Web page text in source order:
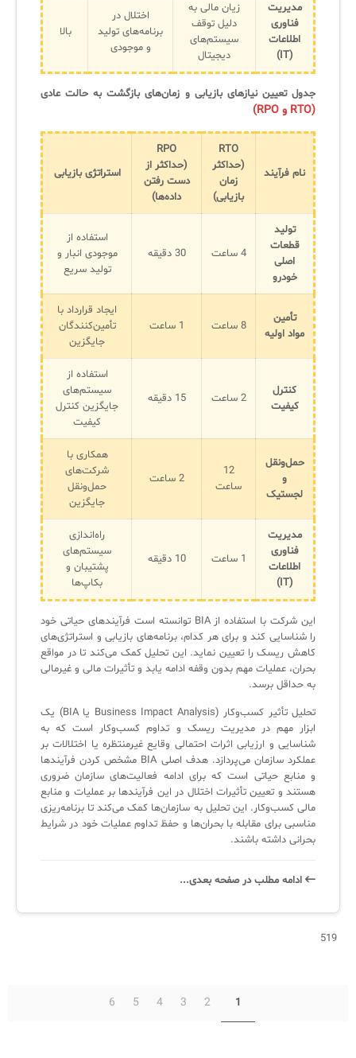
مدیریت
فناوری
اطلاعات
(IT)
زیان مالی به
دلیل توقف
سیستم‌های
دیجیتال
اختلال در
برنامه‌های تولید
و موجودی
بالا
جدول تعیین نیازهای بازیابی و زمان‌های بازگشت به حالت عادی
(RTO و RPO)
نام فرآیند
RTO
(حداکثر
زمان
بازیابی)
RPO
(حداکثر از
دست رفتن
داده‌ها)
استراتژی بازیابی
تولید
قطعات
اصلی
خودرو
4 ساعت 30 دقیقه
استفاده از
موجودی انبار و
تولید سریع
تأمین
مواد اولیه
8 ساعت 1 ساعت
ایجاد قرارداد با
تأمین‌کنندگان
جایگزین
کنترل
کیفیت
2 ساعت 15 دقیقه
استفاده از
سیستم‌های
جایگزین کنترل
کیفیت
حمل‌ونقل
و
لجستیک
12
ساعت
2 ساعت
همکاری با
شرکت‌های
حمل‌ونقل
جایگزین
مدیریت
فناوری
اطلاعات
(IT)
1 ساعت 10 دقیقه
راه‌اندازی
سیستم‌های
پشتیبان و
بکاپ‌ها
این شرکت با استفاده از BIA توانسته است فرآیندهای حیاتی خود
را شناسایی کند و برای هر کدام، برنامه‌های بازیابی و استراتژی‌های
کاهش ریسک را تعیین نماید. این تحلیل کمک می‌کند تا در مواقع
بحران، عملیات مهم بدون وقفه ادامه یابد و تأثیرات مالی و غیرمالی
به حداقل برسد.
تحلیل تأثیر کسب‌وکار (Business Impact Analysis یا BIA) یک
ابزار مهم در مدیریت ریسک و تداوم کسب‌وکار است که به
شناسایی و ارزیابی اثرات احتمالی وقایع غیرمنتظره یا اختلالات بر
عملکرد سازمان می‌پردازد. هدف اصلی BIA مشخص کردن فرآیندها
و منابع حیاتی است که برای ادامه فعالیت‌های سازمان ضروری
هستند و تعیین تأثیرات اختلال در این فرآیندها بر عملیات و منابع
مالی کسب‌وکار. این تحلیل به سازمان‌ها کمک می‌کند تا برنامه‌ریزی
مناسبی برای مقابله با بحران‌ها و حفظ تداوم عملیات خود در شرایط
بحرانی داشته باشند.
ادامه‌ مطلب در صفحه‌ بعدی...
519
1
2
3
4
5
6